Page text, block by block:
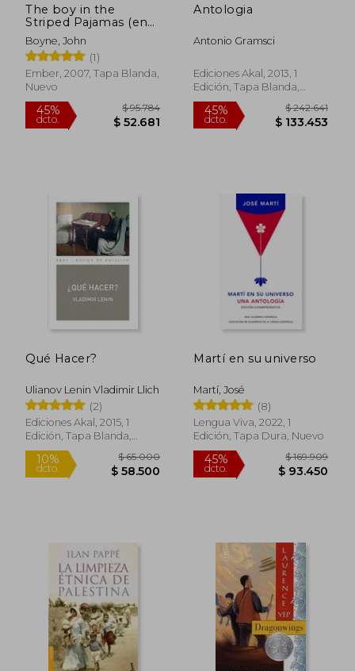
20% 30%
dcto.
The boy in the
Striped Pajamas (en
Inglés)
Boyne, John
(1)
Ember, 2007, Tapa Blanda,
Nuevo
Antologia
Antonio Gramsci
Ediciones Akal, 2013, 1
Edición, Tapa Blanda,
Nuevo
Qué Hacer?
Ulianov Lenin Vladimir Llich
(2)
Ediciones Akal, 2015, 1
Edición, Tapa Blanda,
Nuevo
Martí en su universo
Martí, José
(8)
Lengua Viva, 2022, 1
Edición, Tapa Dura, Nuevo